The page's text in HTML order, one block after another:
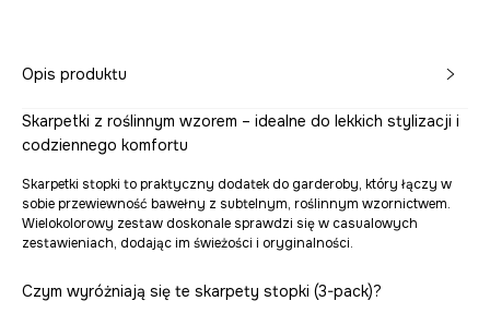
Opis produktu
Skarpetki z roślinnym wzorem – idealne do lekkich stylizacji i
codziennego komfortu
Skarpetki stopki to praktyczny dodatek do garderoby, który łączy w
sobie przewiewność bawełny z subtelnym, roślinnym wzornictwem.
Wielokolorowy zestaw doskonale sprawdzi się w casualowych
zestawieniach, dodając im świeżości i oryginalności.
Czym wyróżniają się te skarpety stopki (3-pack)?